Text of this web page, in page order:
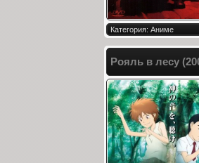
Категория: Аниме
Рояль в лесу